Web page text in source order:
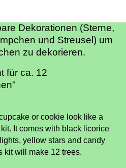
Dekorationen (Sterne,
und Streusel) um
zu dekorieren.
für ca. 12
or cookie look like a
It comes with black licorice
yellow stars and candy
kit will make 12 trees.